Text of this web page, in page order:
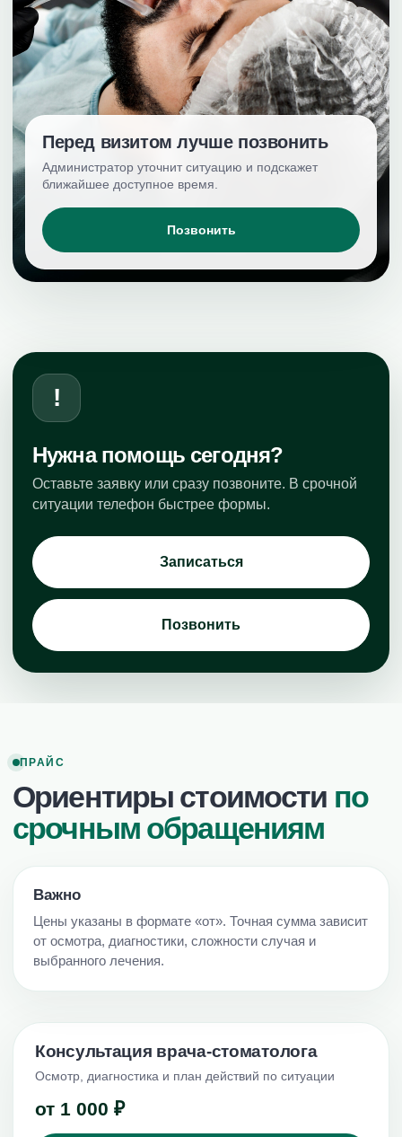
Перед визитом лучше позвонить
Администратор уточнит ситуацию и подскажет
ближайшее доступное время.
Позвонить
!
Нужна помощь сегодня?
Оставьте заявку или сразу позвоните. В срочной
ситуации телефон быстрее формы.
Записаться
Позвонить
ПРАЙС
Ориентиры стоимости по
срочным обращениям
Важно
Цены указаны в формате «от». Точная сумма зависит
от осмотра, диагностики, сложности случая и
выбранного лечения.
Консультация врача-стоматолога
Осмотр, диагностика и план действий по ситуации
от 1 000 ₽